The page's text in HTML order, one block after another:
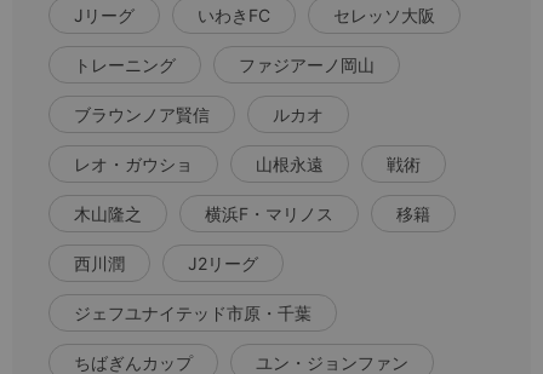
Jリーグ いわきFC セレッソ大阪
トレーニング ファジアーノ岡山
ブラウンノア賢信 ルカオ
レオ・ガウショ 山根永遠 戦術
木山隆之 横浜F・マリノス 移籍
西川潤 J2リーグ
ジェフユナイテッド市原・千葉
ちばぎんカップ ユン・ジョンファン